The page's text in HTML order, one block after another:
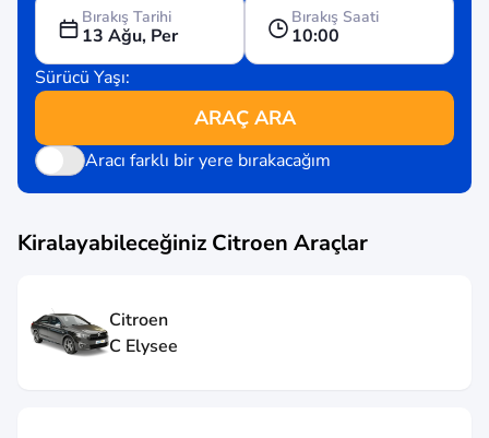
Bırakış Tarihi
13 Ağu, Per
Bırakış Saati
10:00
Sürücü Yaşı:
ARAÇ ARA
Aracı farklı bir yere bırakacağım
Kiralayabileceğiniz Citroen Araçlar
Citroen
C Elysee